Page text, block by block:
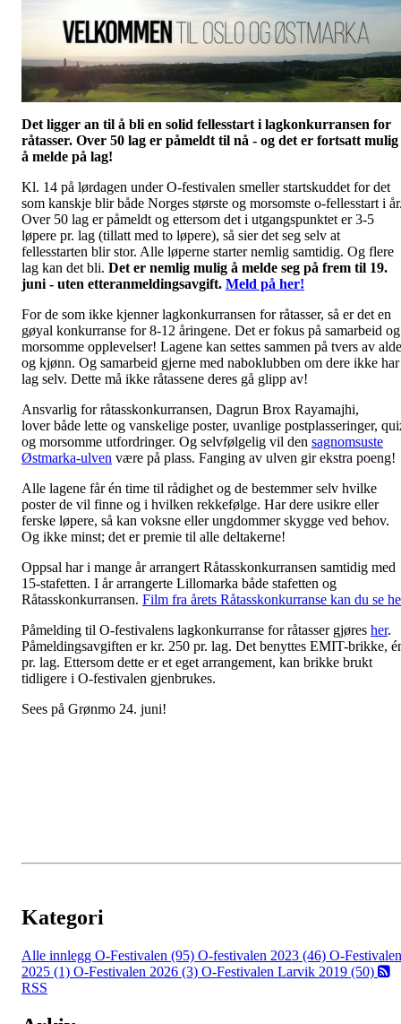
Det ligger an til å bli en solid fellesstart i lagkonkurransen for
råtasser. Over 50 lag er påmeldt til nå - og det er fortsatt mulig
å melde på lag!
Kl. 14 på lørdagen under O-festivalen smeller startskuddet for det
som kanskje blir både Norges største og morsomste o-fellesstart i
Over 50 lag er påmeldt og ettersom det i utgangspunktet er 3-5
løpere pr. lag (tillatt med to løpere), så sier det seg selv at
fellesstarten blir stor. Alle løperne starter nemlig samtidig. Og flere
lag kan det bli. Det er nemlig mulig å melde seg på frem til 19.
juni - uten etteranmeldingsavgift. Meld på her!
For de som ikke kjenner lagkonkurransen for råtasser, så er det en
gøyal konkurranse for 8-12 åringene. Det er fokus på samarbeid og
morsomme opplevelser! Lagene kan settes sammen på tvers av
og kjønn. Og samarbeid gjerne med naboklubben om dere ikke har
lag selv. Dette må ikke råtassene deres gå glipp av!
Ansvarlig for råtasskonkurransen, Dagrun Brox Rayamajhi,
lover både lette og vanskelige poster, uvanlige postplasseringer,
og morsomme utfordringer. Og selvfølgelig vil den sagnomsuste
Østmarka-ulven være på plass. Fanging av ulven gir ekstra poeng!
Alle lagene får én time til rådighet og de bestemmer selv hvilke
poster de vil finne og i hvilken rekkefølge. Har dere usikre eller
ferske løpere, så kan voksne eller ungdommer skygge ved behov.
Og ikke minst; det er premie til alle deltakerne!
Oppsal har i mange år arrangert Råtasskonkurransen samtidig med
15-stafetten. I år arrangerte Lillomarka både stafetten og
Råtasskonkurransen. Film fra årets Råtasskonkurranse kan du se
Påmelding til O-festivalens lagkonkurranse for råtasser gjøres her.
Påmeldingsavgiften er kr. 250 pr. lag. Det benyttes EMIT-brikke,
pr. lag. Ettersom dette er et eget arrangement, kan brikke brukt
tidligere i O-festivalen gjenbrukes.
Sees på Grønmo 24. juni!
Kategori
Alle innlegg O-Festivalen (95) O-festivalen 2023 (46) O-Festivalen
2025 (1) O-Festivalen 2026 (3) O-Festivalen Larvik 2019 (50)
RSS